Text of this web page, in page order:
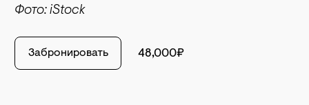
Фото: iStock
Забронировать 48,000₽